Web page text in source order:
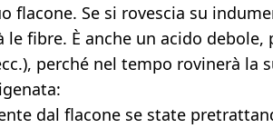
flacone. Se si rovescia su
le fibre. È anche un acido
perché nel tempo rovinerà la
dal flacone se state